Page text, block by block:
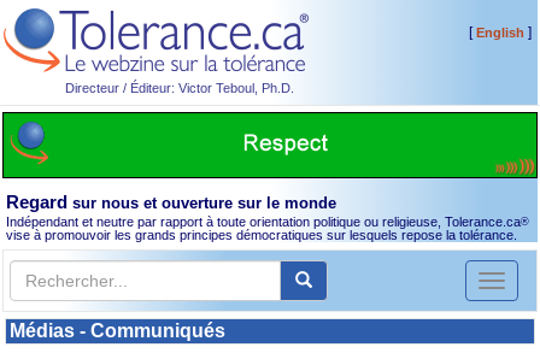
Directeur / Éditeur: Victor Teboul, Ph.D.
[English ]
Regard sur nous et ouverture sur le monde
Indépendant et neutre par rapport à toute orientation politique ou religieuse, Tolerance.ca®
vise à promouvoir les grands principes démocratiques sur lesquels repose la tolérance.
Toggle
Médias - Communiqués